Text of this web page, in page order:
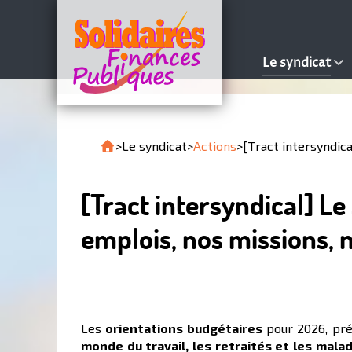
Le syndicat
>Le syndicat>Actions>[Tract
[Tract intersyndical]
emplois, nos missions,
Les orientations budgétairespour 2026,
monde du travail, les retraités et les